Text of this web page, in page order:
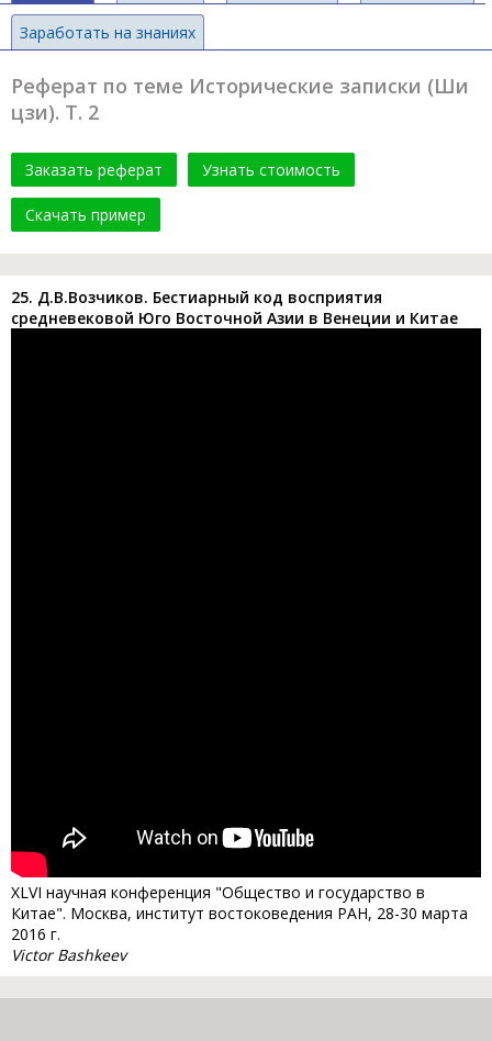
Заработать на знаниях
Реферат по теме Исторические записки (Ши
цзи). Т. 2
Заказать реферат Узнать стоимость
Скачать пример
25. Д.В.Возчиков. Бестиарный код восприятия
средневековой Юго Восточной Азии в Венеции и Китае
XLVI научная конференция "Общество и государство в
Китае". Москва, институт востоковедения РАН, 28-30 марта
2016 г.
Victor Bashkeev